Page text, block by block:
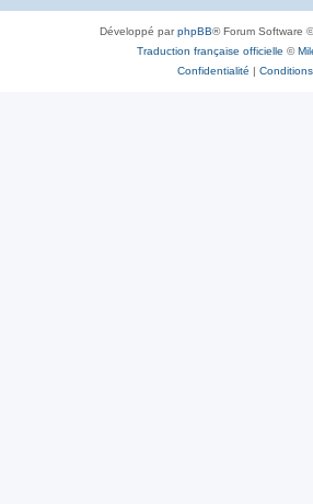
Développé parphpBB® Forum Software
Traduction française officielle ©
Confidentialité | Conditions